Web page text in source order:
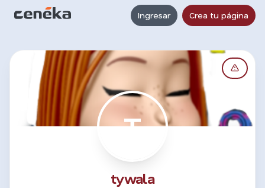
Ingresar Crea tu página
T
tywala